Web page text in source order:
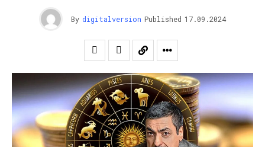
By digitalversion Published 17.09.2024